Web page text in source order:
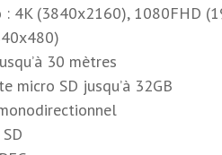
4K (3840x2160), 1080FHD
30 mètres
micro SD jusqu’à 32GB